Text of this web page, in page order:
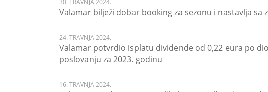
30. TRAVNJA 2024.
Valamar bilježi dobar booking za sezonu i nastavlja sa
24. TRAVNJA 2024.
Valamar potvrdio isplatu dividende od 0,22 eura po
poslovanju za 2023. godinu
16. TRAVNJA 2024.